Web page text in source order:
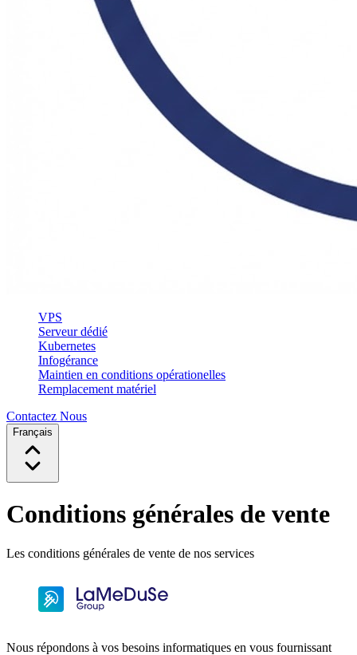
VPS
Serveur dédié
Kubernetes
Infogérance
Maintien en conditions opérationelles
Remplacement matériel
Contactez Nous
Français
Conditions générales de vente
Les conditions générales de vente de nos services
Nous répondons à vos besoins informatiques en vous fournissant